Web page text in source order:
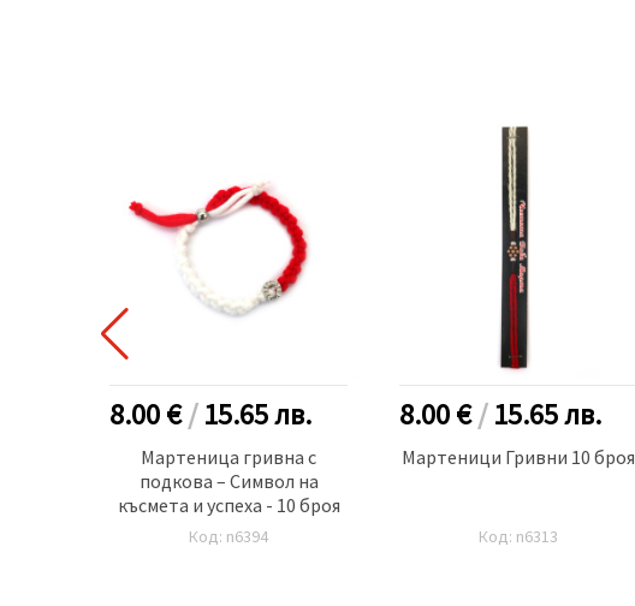
8.00 €/15.65лв.
Мартеница гривна с
подкова – Символ на
късмета и успеха - 10 броя
Код: n6394
8.00 €/15.65лв.
Мартеници Гривни 10 броя
Код: n6313